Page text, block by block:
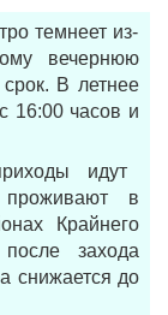
темнеет из-
вечернюю
В летнее
16:00 часов и
идут
проживают в
Крайнего
захода
снижается до